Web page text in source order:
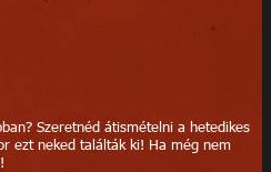
Szeretnéd átismételni a hetedikes
ezt neked találták ki! Ha még nem